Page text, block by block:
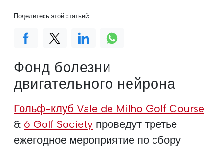
Фонд болезни
двигательного нейрона
Гольф-клуб Vale de Milho Golf Course
& 6 Golf Society проведут третье
ежегодное мероприятие по сбору
Поделитесь этой статьей: